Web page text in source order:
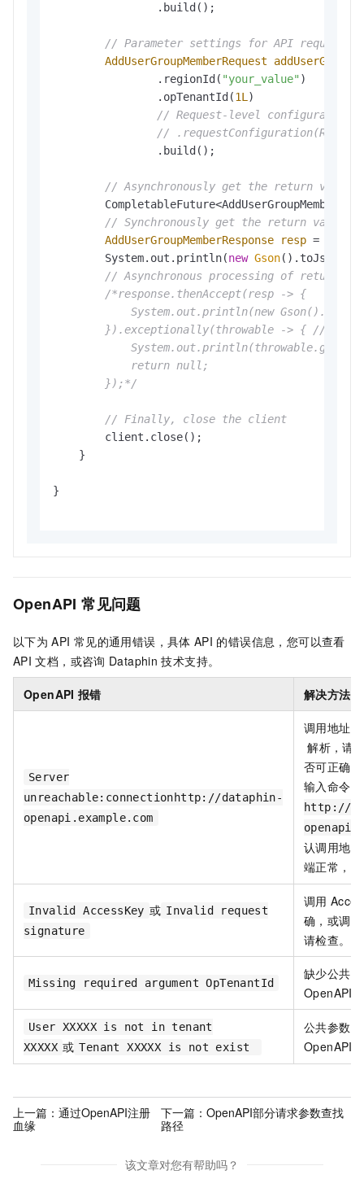
                .build();
// Parameter settings for API request
AddUserGroupMemberRequest
                .regionId(
"your_value" )
                .opTenantId(
1L )
// Request-level configuration
//
                .build();
// Asynchronously get the return value
// Synchronously get the return value
AddUserGroupMemberResponse
resp =
        System.out.println(
new Gson
// Asynchronous processing of return
/*response.thenAccept(resp -> {
System.out.println(new
}).exceptionally(throwable -> { //
            return null;
        });*/
// Finally, close the client
        client.close();
    }
}
OpenAPI 常见问题
以下为 API 常见的通用错误，具体 API 的错误信息，您可以查看
API 文档，或咨询 Dataphin 技术支持。
OpenAPI 报错 解决方法
Server
unreachable:connectionhttp://dataphin-
openapi.example.com
调用地址
解析，请
否可正确
输入命令
http://
认调用地
端正常，
Invalid AccessKey 或 Invalid request
signature
调用
确，或调用
请检查。
Missing required argument OpTenantId
缺少公共
OpenAPI
User XXXXX is not in tenant
XXXXX 或 Tenant XXXXX is not exist
公共参数
OpenAPI
上一篇： 通过OpenAPI注册
血缘
下一篇：OpenAPI部分请求参数查找
路径
该文章对您有帮助吗？